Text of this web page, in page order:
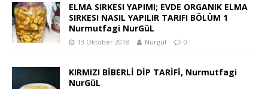
ELMA SIRKESI YAPIMI; EVDE ORGANIK ELMA
SIRKESI NASIL YAPILIR TARIFI BÖLÜM 1
Nurmutfagi NurGüL
13 Oktober 2018 Nurgül 0
KIRMIZI BİBERLİ DİP TARİFİ, Nurmutfagi
NurGüL